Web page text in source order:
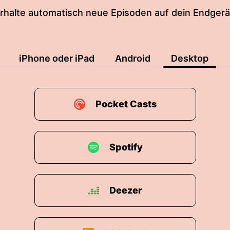
automatisch neue Episoden auf dein
iPhone oder iPad Android Desktop
Pocket Casts
Spotify
Deezer